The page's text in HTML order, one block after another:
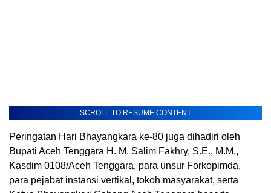
SCROLL TO RESUME CONTENT
Peringatan Hari Bhayangkara ke-80 juga dihadiri oleh
Bupati Aceh Tenggara H. M. Salim Fakhry, S.E., M.M.,
Kasdim 0108/Aceh Tenggara, para unsur Forkopimda,
para pejabat instansi vertikal, tokoh masyarakat, serta